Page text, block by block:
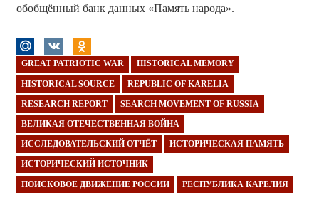
обобщённый банк данных «Память народа».
GREAT PATRIOTIC WAR HISTORICAL MEMORY
HISTORICAL SOURCE REPUBLIC OF KARELIA
RESEARCH REPORT SEARCH MOVEMENT OF RUSSIA
ВЕЛИКАЯ ОТЕЧЕСТВЕННАЯ ВОЙНА
ИССЛЕДОВАТЕЛЬСКИЙ ОТЧЁТ ИСТОРИЧЕСКАЯ ПАМЯТЬ
ИСТОРИЧЕСКИЙ ИСТОЧНИК
ПОИСКОВОЕ ДВИЖЕНИЕ РОССИИ РЕСПУБЛИКА КАРЕЛИЯ